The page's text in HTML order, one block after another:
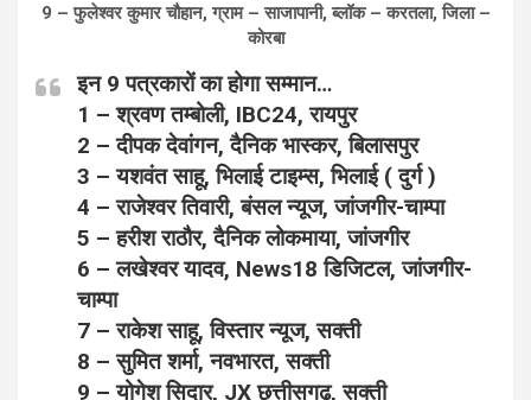
9 – फुलेश्वर कुमार चौहान, ग्राम – साजापानी, ब्लॉक – करतला, जिला –
कोरबा
इन 9 पत्रकारों का होगा सम्मान…
1 – श्रवण तम्बोली, IBC24, रायपुर
2 – दीपक देवांगन, दैनिक भास्कर, बिलासपुर
3 – यशवंत साहू, भिलाई टाइम्स, भिलाई ( दुर्ग )
4 – राजेश्वर तिवारी, बंसल न्यूज, जांजगीर-चाम्पा
5 – हरीश राठौर, दैनिक लोकमाया, जांजगीर
6 – लखेश्वर यादव, News18 डिजिटल, जांजगीर-
चाम्पा
7 – राकेश साहू, विस्तार न्यूज, सक्ती
8 – सुमित शर्मा, नवभारत, सक्ती
9 – योगेश सिदार, JX छत्तीसगढ़, सक्ती